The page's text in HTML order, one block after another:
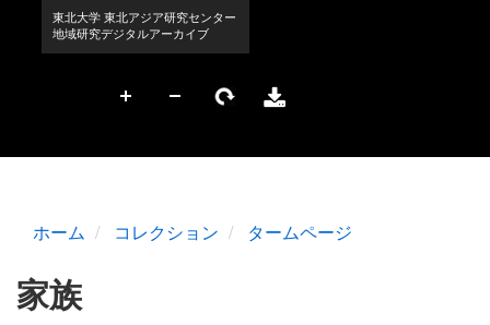
ホーム コレクション タームページ
家族